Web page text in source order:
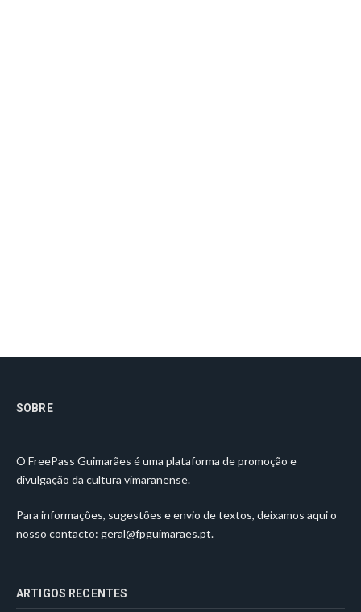
SOBRE
O FreePass Guimarães é uma plataforma de promoção e
divulgação da cultura vimaranense.
Para informações, sugestões e envio de textos, deixamos aqui o
nosso contacto: geral@fpguimaraes.pt.
ARTIGOS RECENTES